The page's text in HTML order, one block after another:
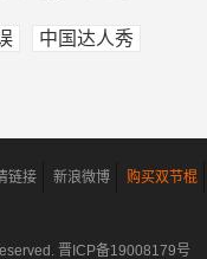
中国达人秀
链接 新浪微博
购买双节棍
晋ICP备19008179号